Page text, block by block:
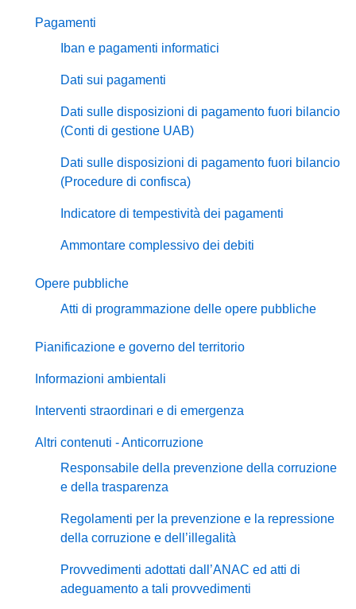
Pagamenti
Iban e pagamenti informatici
Dati sui pagamenti
Dati sulle disposizioni di pagamento fuori bilancio
(Conti di gestione UAB)
Dati sulle disposizioni di pagamento fuori bilancio
(Procedure di confisca)
Indicatore di tempestività dei pagamenti
Ammontare complessivo dei debiti
Opere pubbliche
Atti di programmazione delle opere pubbliche
Pianificazione e governo del territorio
Informazioni ambientali
Interventi straordinari e di emergenza
Altri contenuti - Anticorruzione
Responsabile della prevenzione della corruzione
e della trasparenza
Regolamenti per la prevenzione e la repressione
della corruzione e dell’illegalità
Provvedimenti adottati dall’ANAC ed atti di
adeguamento a tali provvedimenti